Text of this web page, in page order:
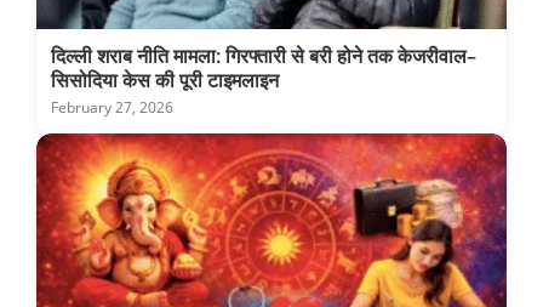
दिल्ली शराब नीति मामला: गिरफ्तारी से बरी होने तक केजरीवाल–
सिसोदिया केस की पूरी टाइमलाइन
February 27, 2026